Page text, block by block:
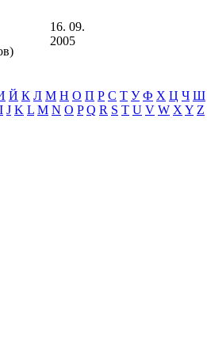
16. 09.
2005
Й К Л М Н О П Р С Т У Ф Х Ц Ч Ш
I J K L M N O P Q R S T U V W X Y Z